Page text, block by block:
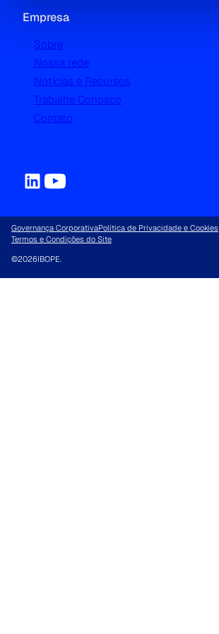
Empresa
Sobre
Nossa rede
Notícias e Recursos
Trabalhe Conosco
Contato
Governança CorporativaPolítica de Privacidade e Cookies
Termos e Condições do Site
©2026IBOPE.